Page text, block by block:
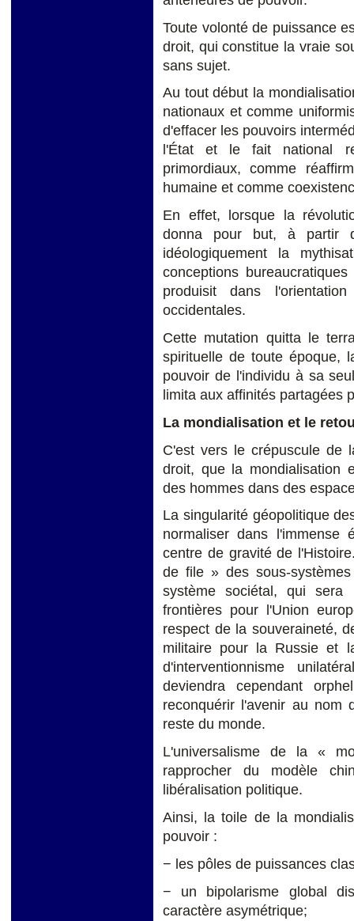
Toute volonté de puissance
droit, qui constitue la vraie
sans sujet.
Au tout début la
nationaux et comme
d'effacer les pouvoirs
l'État et le fait national
primordiaux, comme
humaine et comme
En effet, lorsque la
donna pour but, à partir
idéologiquement la
conceptions
produisit dans
occidentales.
Cette mutation quitta le
spirituelle de toute époque,
pouvoir de l'individu à sa
limita aux affinités partagées
La mondialisation et le
C'est vers le crépuscule de
droit, que la mondialisation
des hommes dans des
La singularité géopolitique
normaliser dans l'immense
centre de gravité de
de file » des sous-
système sociétal, qui sera
frontières pour l'Union
respect de la souveraineté,
militaire pour la Russie et
d'interventionnisme
deviendra cependant
reconquérir l'avenir au
reste du monde.
L'universalisme de la «
rapprocher du modèle
libéralisation politique.
Ainsi, la toile de la
pouvoir :
− les pôles de puissances
− un bipolarisme global
caractère asymétrique;